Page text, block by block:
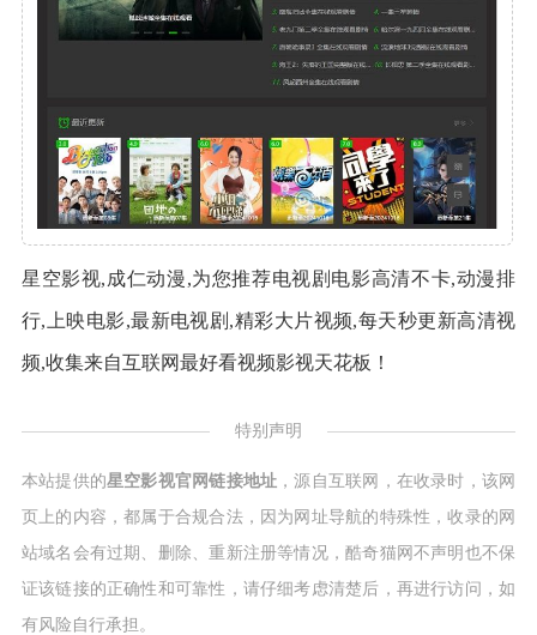
星空影视,成仁动漫,为您推荐电视剧电影高清不卡,动漫排
行,上映电影,最新电视剧,精彩大片视频,每天秒更新高清视
频,收集来自互联网最好看视频影视天花板！
特别声明
本站提供的星空影视官网链接地址 ，源自互联网，在收录时，该网
页上的内容，都属于合规合法，因为网址导航的特殊性，收录的网
站域名会有过期、删除、重新注册等情况，酷奇猫网不声明也不保
证该链接的正确性和可靠性，请仔细考虑清楚后，再进行访问，如
有风险自行承担。